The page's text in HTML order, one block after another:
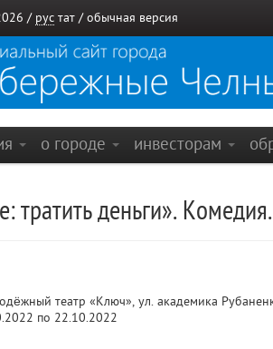
/ рус тат / обычная версия
о городе инвесторам
тратить деньги».
театр «Ключ», ул. академика
по 22.10.2022